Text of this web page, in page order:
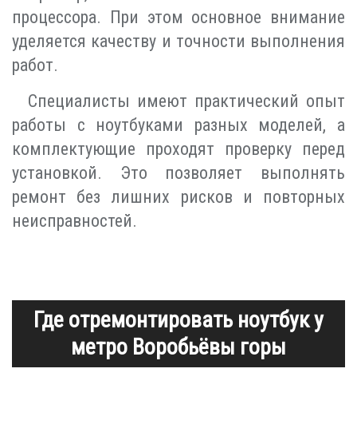
процессора. При этом основное внимание
уделяется качеству и точности выполнения
работ.
Специалисты имеют практический опыт
работы с ноутбуками разных моделей, а
комплектующие проходят проверку перед
установкой. Это позволяет выполнять
ремонт без лишних рисков и повторных
неисправностей.
Где отремонтировать ноутбук у
метро Воробьёвы горы